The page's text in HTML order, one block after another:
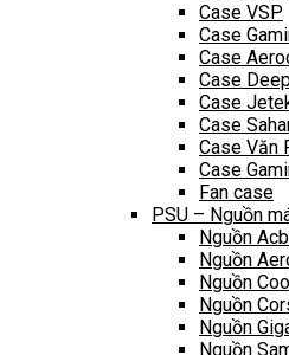
Case VSP
Case
Case
Case
Case
Case
Case Văn
Case
Fan case
PSU – Nguồn
Nguồn
Nguồn
Nguồn
Nguồn
Nguồn
Nguồn